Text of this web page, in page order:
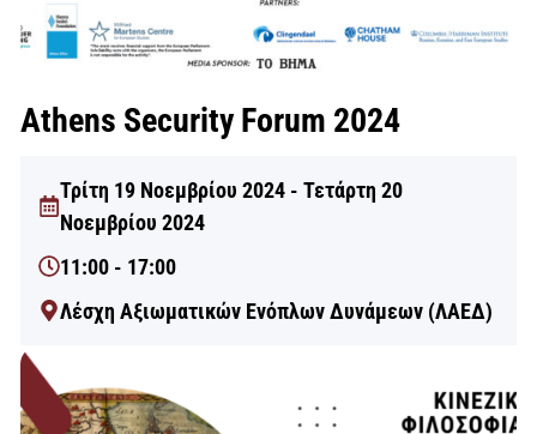
Athens Security Forum 2024
Τρίτη 19 Νοεμβρίου 2024 - Τετάρτη 20
Νοεμβρίου 2024
11:00 - 17:00
Λέσχη Αξιωματικών Ενόπλων Δυνάμεων (ΛΑΕΔ)